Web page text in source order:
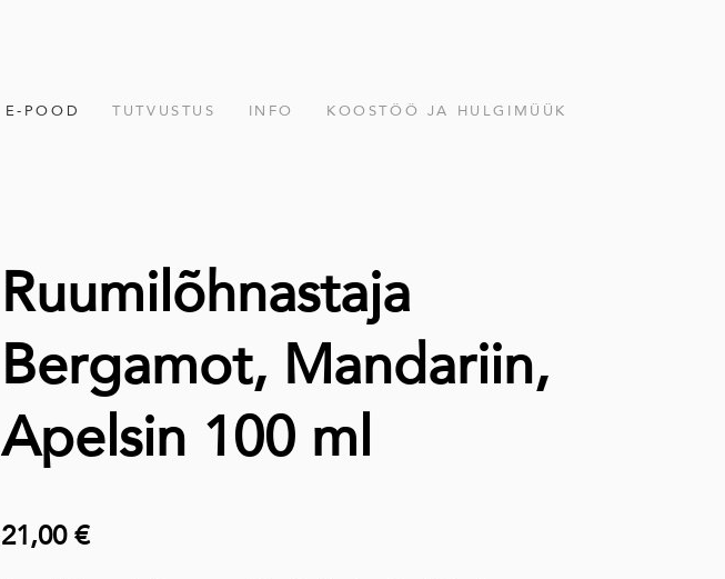
E-POOD TUTVUSTUS INFO KOOSTÖÖ JA HULGIMÜÜK
Ruumilõhnastaja
Bergamot, Mandariin,
Apelsin 100 ml
21,00 €